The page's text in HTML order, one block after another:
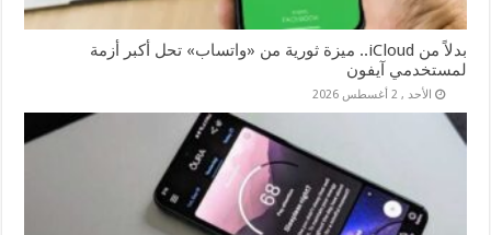
بدلاً من iCloud.. ميزة ثورية من «واتساب» تحل أكبر أزمة
لمستخدمي آيفون
الأحد , 2 أغسطس 2026